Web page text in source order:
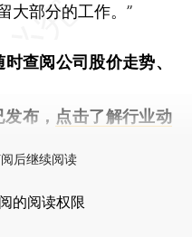
大部分的工作。”
时查阅公司股价走势、
布， 点击了解行业动
后继续阅读
的阅读权限